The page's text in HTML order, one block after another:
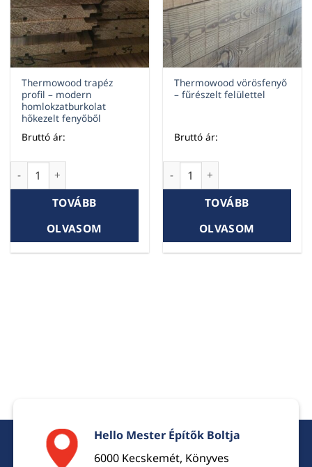
Thermowood trapéz
profil – modern
homlokzatburkolat
hőkezelt fenyőből
Bruttó ár:
Thermowood trapéz profil – modern homlokzatburkolat
TOVÁBB
OLVASOM
Thermowood vörösfenyő
– fűrészelt felülettel
Bruttó ár:
Thermowood vörösfenyő –
TOVÁBB
OLVASOM
Hello Mester Építők Boltja
6000 Kecskemét, Könyves